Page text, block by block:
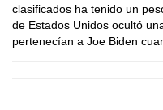
clasificados ha tenido un
de Estados Unidos ocultó
pertenecían a Joe Biden